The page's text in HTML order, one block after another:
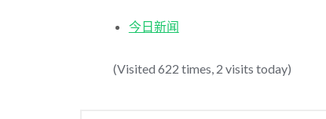
今日新闻
(Visited 622 times, 2 visits today)